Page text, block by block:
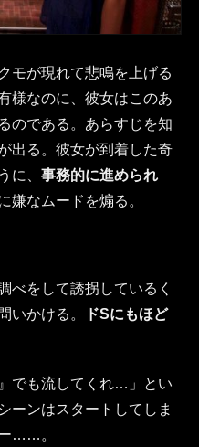
モが現れて悲鳴を上げる
様なのに、彼女はこのあ
のである。あらすじを知
出る。彼女が到着した奇
に、 事務的に進められ
嫌なムードを煽る。
べをして誘拐しているく
いかける。
ドSにもほど
でも流してくれ…」とい
ーンはスタートしてしま
……。